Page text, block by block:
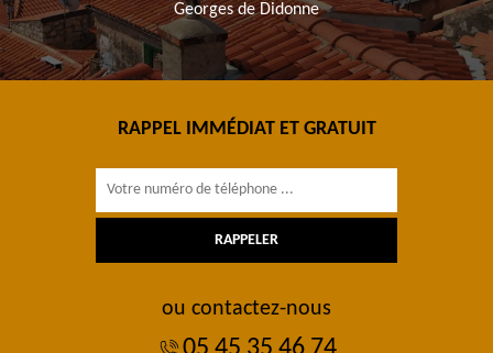
Georges de Didonne
RAPPEL IMMÉDIAT ET GRATUIT
ou contactez-nous